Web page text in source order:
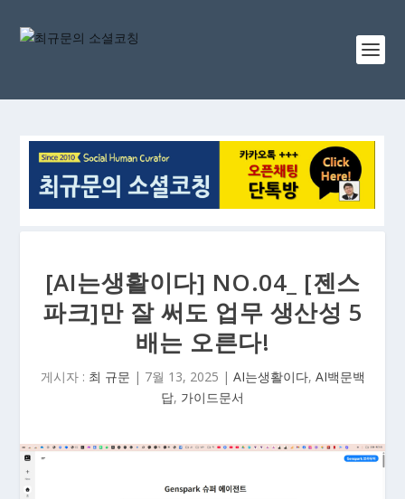
[AI는생활이다] NO.04_ [젠스
파크]만 잘 써도 업무 생산성 5
배는 오른다!
게시자 : 최 규문 | 7월 13, 2025 | AI는생활이다, AI백문백
답, 가이드문서